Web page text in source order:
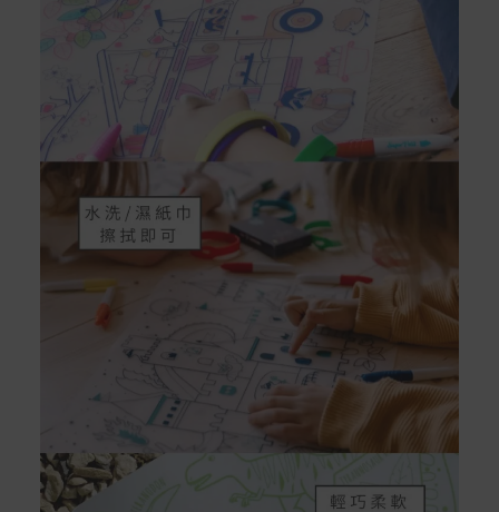
Acer旗下品牌商品保固期限與說明請參考此連結：
s://www.acer.com/tw-zh/support/warranty/product-wa
rranties
非Acer旗下品牌商品保固依各商品和之廠商有所不同，詳
情請參考商品說明。
如有相關保固問題以及售後服務問題，您可以透過專線或
服務信箱聯繫客服。
付款方式
本網站提供以下付款方式：
信用卡一次付清：支援Visa、Master Card及JCB卡
信用卡分期付款：限指定商品使用，滿1千享3期0利
率/滿1萬享3期0利率/滿3萬享12期0利率
銀行帳戶轉帳：使用一次性虛擬帳戶
LINEPAY(含iPASS MONEY)
Apple Pay：須使用行動裝置